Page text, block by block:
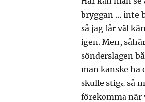
bryggan … inte
så jag får väl
igen. Men,
sönderslagen
man kanske ha
skulle stiga så
förekomma när